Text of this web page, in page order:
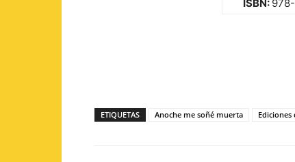
ISBN:
ETIQUETAS Anoche me soñé muerta